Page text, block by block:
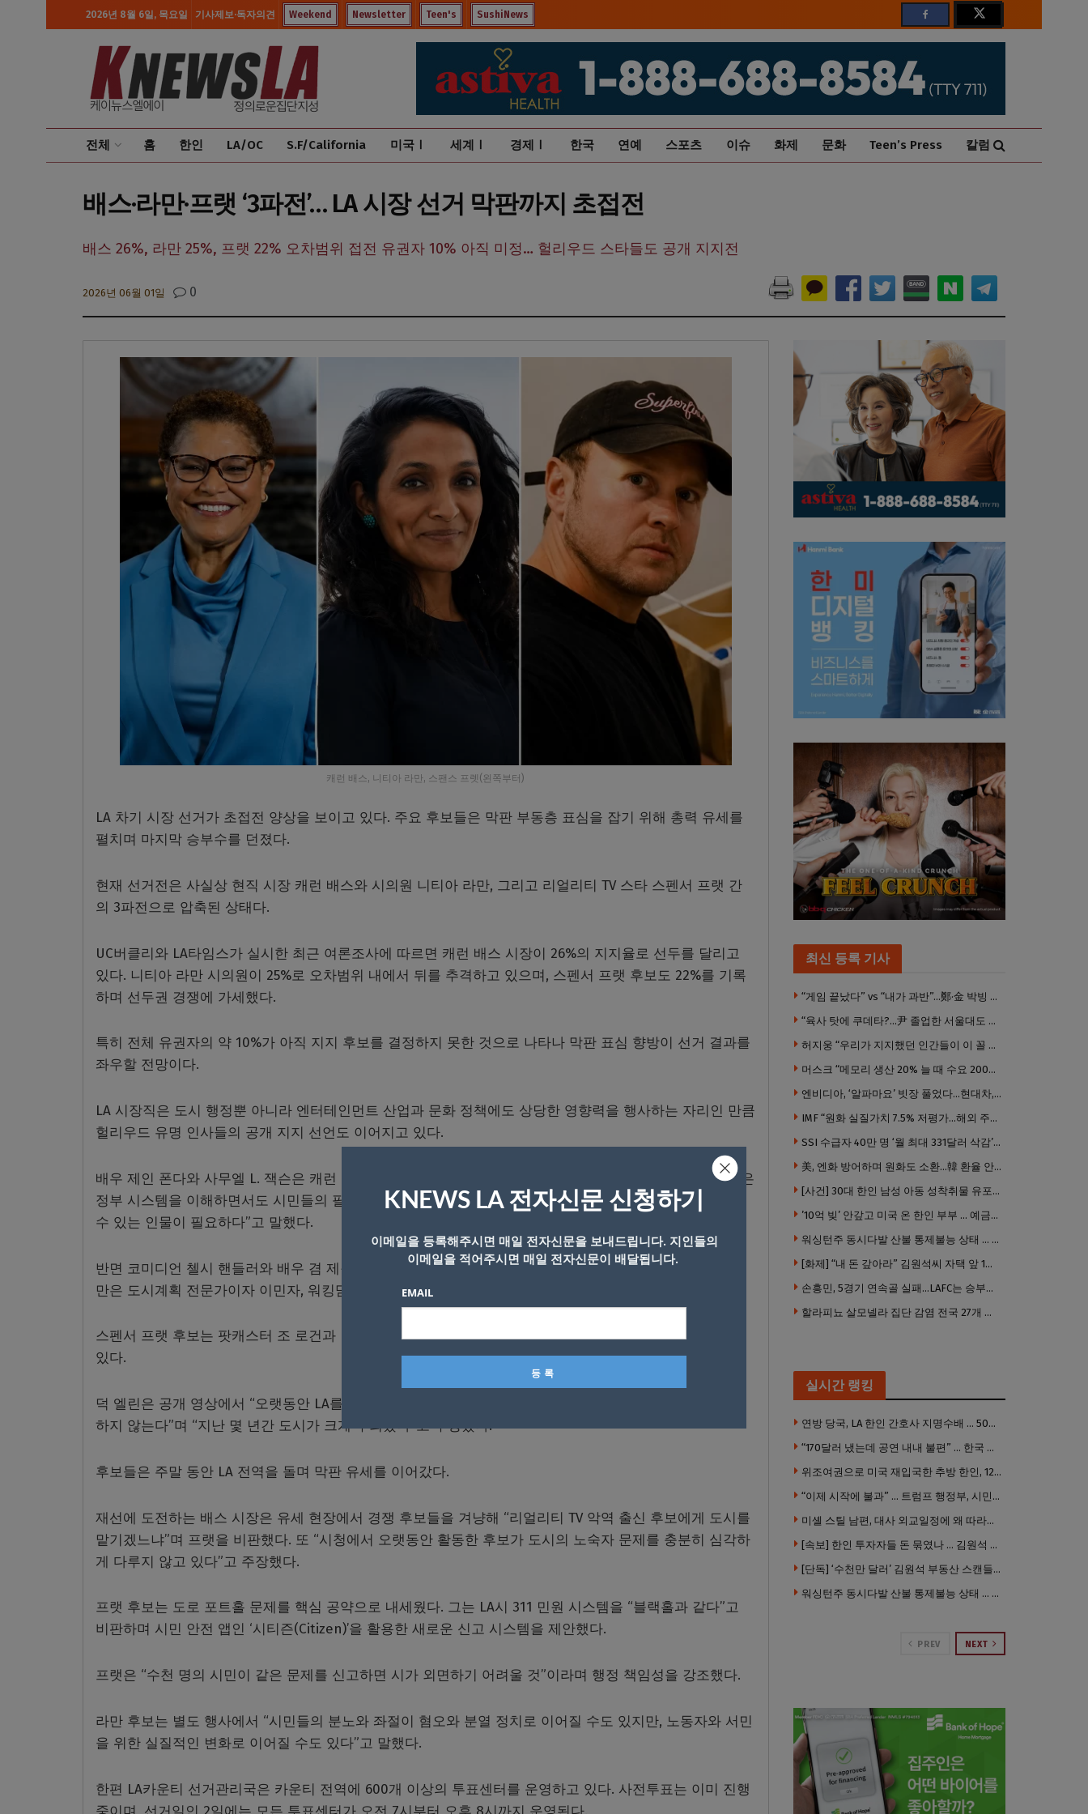
2026년 8월 6일, 목요일 기사제보·독자의견 Weekend Newsletter Teen's SushiNews
전체 홈 한인 LA/OC S.F/California 미국Ⅰ 세계Ⅰ 경제Ⅰ 한국 연예 스포츠 이슈 화제 문화 Teen’s Press 칼럼
배스·라만·프랫 ‘3파전’… LA 시장 선거 막판까지 초접전
배스 26%, 라만 25%, 프랫 22% 오차범위 접전 유권자 10% 아직 미정… 헐리우드 스타들도 공개 지지전
2026년 06월 01일 0
캐런 배스, 니티아 라만, 스팬스 프렛(왼쪽부터)
LA 차기 시장 선거가 초접전 양상을 보이고 있다. 주요 후보들은 막판 부동층 표심을 잡기 위해 총력 유세를
펼치며 마지막 승부수를 던졌다.
현재 선거전은 사실상 현직 시장 캐런 배스와 시의원 니티아 라만, 그리고 리얼리티 TV 스타 스펜서 프랫 간
의 3파전으로 압축된 상태다.
UC버클리와 LA타임스가 실시한 최근 여론조사에 따르면 캐런 배스 시장이 26%의 지지율로 선두를 달리고
있다. 니티아 라만 시의원이 25%로 오차범위 내에서 뒤를 추격하고 있으며, 스펜서 프랫 후보도 22%를 기록
하며 선두권 경쟁에 가세했다.
특히 전체 유권자의 약 10%가 아직 지지 후보를 결정하지 못한 것으로 나타나 막판 표심 향방이 선거 결과를
좌우할 전망이다.
LA 시장직은 도시 행정뿐 아니라 엔터테인먼트 산업과 문화 정책에도 상당한 영향력을 행사하는 자리인 만큼
헐리우드 유명 인사들의 공개 지지 선언도 이어지고 있다.
배우 제인 폰다와 사무엘 L. 잭슨은 캐런 배스 시장을 지지하고 있다. 사무엘 L. 잭슨은 지지 영상에서 “지금은
정부 시스템을 이해하면서도 시민들의 필요를 이해하는 지도자가 필요한 시기”라며 “사람들을 하나로 모을
수 있는 인물이 필요하다”고 말했다.
반면 코미디언 첼시 핸들러와 배우 겸 제작자 민디 캘링은 니티아 라만 후보를 공개 지지했다. 핸들러는 “라
만은 도시계획 전문가이자 이민자, 워킹맘으로서 실제 문제 해결 경험을 갖춘 후보”라고 평가했다.
스펜서 프랫 후보는 팟캐스터 조 로건과 HBO 드라마 ‘앙투라지(Entourage)’ 제작자 덕 엘린의 지지를 받고
있다.
덕 엘린은 공개 영상에서 “오랫동안 LA를 멋지게 보이도록 만든 사람 중 한 명이지만 지금은 이 도시를 좋아
하지 않는다”며 “지난 몇 년간 도시가 크게 후퇴했다”고 주장했다.
후보들은 주말 동안 LA 전역을 돌며 막판 유세를 이어갔다.
재선에 도전하는 배스 시장은 유세 현장에서 경쟁 후보들을 겨냥해 “리얼리티 TV 악역 출신 후보에게 도시를
맡기겠느냐”며 프랫을 비판했다. 또 “시청에서 오랫동안 활동한 후보가 도시의 노숙자 문제를 충분히 심각하
게 다루지 않고 있다”고 주장했다.
프랫 후보는 도로 포트홀 문제를 핵심 공약으로 내세웠다. 그는 LA시 311 민원 시스템을 “블랙홀과 같다”고
비판하며 시민 안전 앱인 ‘시티즌(Citizen)’을 활용한 새로운 신고 시스템을 제안했다.
프랫은 “수천 명의 시민이 같은 문제를 신고하면 시가 외면하기 어려울 것”이라며 행정 책임성을 강조했다.
라만 후보는 별도 행사에서 “시민들의 분노와 좌절이 혐오와 분열 정치로 이어질 수도 있지만, 노동자와 서민
을 위한 실질적인 변화로 이어질 수도 있다”고 말했다.
한편 LA카운티 선거관리국은 카운티 전역에 600개 이상의 투표센터를 운영하고 있다. 사전투표는 이미 진행
최신 등록 기사
“게임 끝났다” vs “내가 과반”…鄭·金 박빙 전대 서로 우위 주장
“육사 탓에 쿠데타?…尹 졸업한 서울대도 없애야 하나”
허지웅 “우리가 지지했던 인간들이 이 꼴 만들었다”
머스크 “메모리 생산 20% 늘 때 수요 200% 증가” … 반도체 매출 1조달러 눈 앞
엔비디아, ‘알파마요’ 빗장 풀었다…현대차, 자율주행 속도내나
IMF “원화 실질가치 7.5% 저평가…해외 주식투자 영향”
SSI 수급자 40만 명 ‘월 최대 331달러 삭감’ 위기…10만 명은 수급자격 상실
美, 엔화 방어하며 원화도 소환…韓 환율 안정 ‘우군’ 되나
[사건] 30대 한인 남성 아동 성착취물 유포 혐의로 체포
’10억 빚’ 안갚고 미국 온 한인 부부 … 예금보험공사, 미국서 소송
워싱턴주 동시다발 산불 통제불능 상태 … 이재민 수십만명
[화제] “내 돈 갚아라” 김원석씨 자택 앞 1인 광대 시위 … 한인 투자사, “108만 달러 못받아”
손흥민, 5경기 연속골 실패…LAFC는 승부차기 끝 과달라하라 격파
할라피뇨 살모넬라 집단 감염 전국 27개 주 급속 확산
실시간 랭킹
연방 당국, LA 한인 간호사 지명수배 … 500만 달러 메디캐어 사기, 선고 직전 한국 도주
“170달러 냈는데 공연 내내 불편” … 한국 코미디언 LA공연, 음향 불량에 외모 비하 개그 논란
위조여권으로 미국 재입국한 추방 한인, 120만 달러 은행 사기 행각
“이제 시작에 불과” … 트럼프 행정부, 시민권 박탈 본격화
미셸 스틸 남편, 대사 외교일정에 왜 따라갔나 … “매우 이례적”
[속보] 한인 투자자들 돈 묶였나 … 김원석 회사들 챕터7 강제파산·자진파산 잇따라 신청
[단독] ‘수천만 달러’ 김원석 부동산 스캔들 새 국면 … 한인 투자자들 소송 잇따라 ‘디폴트’ 절차
워싱턴주 동시다발 산불 통제불능 상태 … 이재민 수십만명
PREV NEXT
KNEWS LA 전자신문 신청하기
이메일을 등록해주시면 매일 전자신문을 보내드립니다. 지인들의
이메일을 적어주시면 매일 전자신문이 배달됩니다.
EMAIL